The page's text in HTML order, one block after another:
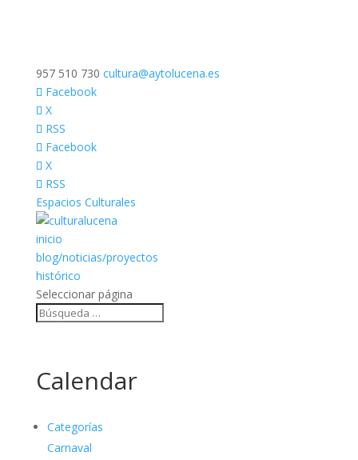
957 510 730 cultura@aytolucena.es
Facebook
X
RSS
Facebook
X
RSS
Espacios Culturales
inicio
blog/noticias/proyectos
histórico
Seleccionar página
Calendar
Categorías
Carnaval